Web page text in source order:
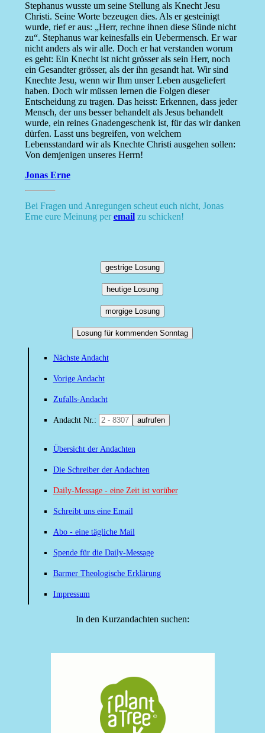
Stephanus wusste um seine Stellung als Knecht Jesu
Christi. Seine Worte bezeugen dies. Als er gesteinigt
wurde, rief er aus: „Herr, rechne ihnen diese Sünde nicht
zu“. Stephanus war keinesfalls ein Uebermensch. Er war
nicht anders als wir alle. Doch er hat verstanden worum
es geht: Ein Knecht ist nicht grösser als sein Herr, noch
ein Gesandter grösser, als der ihn gesandt hat. Wir sind
Knechte Jesu, wenn wir Ihm unser Leben ausgeliefert
haben. Doch wir müssen lernen die Folgen dieser
Entscheidung zu tragen. Das heisst: Erkennen, dass jeder
Mensch, der uns besser behandelt als Jesus behandelt
wurde, ein reines Gnadengeschenk ist, für das wir danken
dürfen. Lasst uns begreifen, von welchem
Lebensstandard wir als Knechte Christi ausgehen sollen:
Von demjenigen unseres Herrn!
Jonas Erne
Bei Fragen und Anregungen scheut euch nicht, Jonas
Erne eure Meinung peremailzu schicken!
gestrige Losung
heutige Losung
morgige Losung
Losung für kommenden Sonntag
Nächste Andacht
Vorige Andacht
Zufalls-Andacht
Andacht Nr.: aufrufen
Übersicht der Andachten
Die Schreiber der Andachten
Daily-Message - eine Zeit ist vorüber
Schreibt uns eine Email
Abo - eine tägliche Mail
Spende für die Daily-Message
Barmer Theologische Erklärung
Impressum
In den Kurzandachten suchen: